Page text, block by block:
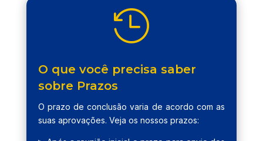

O que você precisa saber
sobre Prazos
O prazo de conclusão varia de acordo com as
suas aprovações. Veja os nossos prazos: